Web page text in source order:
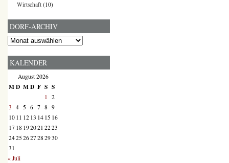
Wirtschaft (10)
DORF-ARCHIV
Dorf-
KALENDER
August 2026
MD MD F S S
1 2
3 4 5 6 7 8 9
10 11 12 13 14 15 16
17 18 192021 2223
2425 2627 28 2930
31
« Juli